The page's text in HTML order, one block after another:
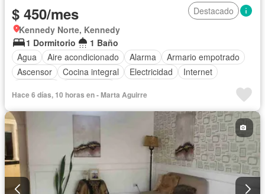
$ 450/mes
Destacado
Kennedy Norte, Kennedy
1 Dormitorio
1 Baño
Agua
Aire acondicionado Alarma
Armario empotrado
Ascensor
Cocina integral Electricidad
Internet
Hace 6 días, 10 horas en - Marta Aguirre